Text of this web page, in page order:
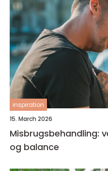
inspiration
15. March 2026
Misbrugsbehandling:
og balance